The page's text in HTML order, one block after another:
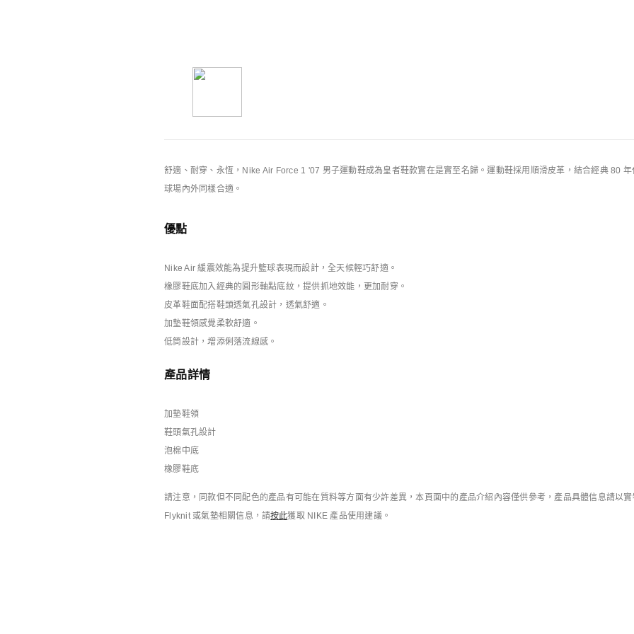
Nike特別版產品規則
舒適、耐穿、永恆，Nike Air Force 1 '07 男子運動鞋成為皇者鞋款實在是實至名歸。運動鞋採用順滑皮革，結合經典 80 年
球場內外同樣合適。
優點
Nike Air 緩震效能為提升籃球表現而設計，全天候輕巧舒適。
橡膠鞋底加入經典的圓形軸點底紋，提供抓地效能，更加耐穿。
皮革鞋面配搭鞋頭透氣孔設計，透氣舒適。
加墊鞋領感覺柔軟舒適。
低筒設計，增添俐落流線感。
產品詳情
加墊鞋領
鞋頭氣孔設計
泡棉中底
橡膠鞋底
請注意，同款但不同配色的產品有可能在質料等方面有少許差異，本頁面中的產品介紹內容僅供參考，產品具體信息請以
Flyknit 或氣墊相關信息，請按此獲取 NIKE 產品使用建議。
庫存緊張
Nike Air Max 95 Big Bubble x Palace
男子運動鞋
單件85折